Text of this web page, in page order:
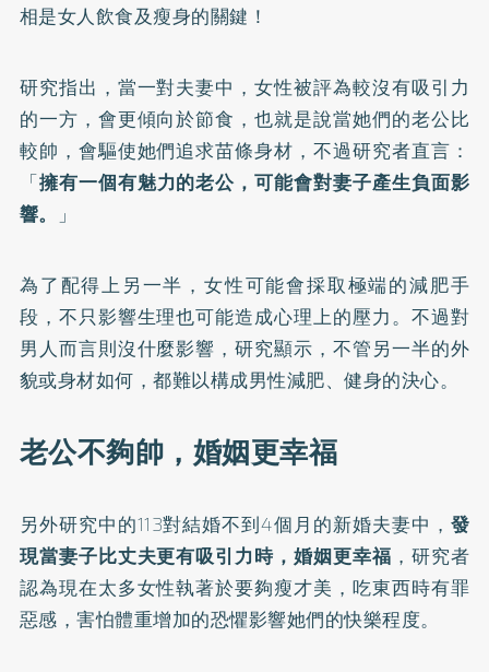
相是女人飲食及瘦身的關鍵！
研究指出，當一對夫妻中，女性被評為較沒有吸引力
的一方，會更傾向於節食，也就是說當她們的老公比
較帥，會驅使她們追求苗條身材，不過研究者直言：
「擁有一個有魅力的老公，可能會對妻子產生負面影
響。
」
為了配得上另一半，女性可能會採取極端的減肥手
段，不只影響生理也可能造成心理上的壓力。不過對
男人而言則沒什麼影響，研究顯示，不管另一半的外
貌或身材如何，都難以構成男性減肥、健身的決心。
老公不夠帥，婚姻更幸福
另外研究中的113對結婚不到4個月的新婚夫妻中， 發
現當妻子比丈夫更有吸引力時，婚姻更幸福 ，研究者
認為現在太多女性執著於要夠瘦才美，吃東西時有罪
惡感，害怕體重增加的恐懼影響她們的快樂程度。